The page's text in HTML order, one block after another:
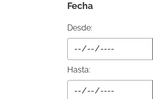
Fecha
Desde:
Hasta: